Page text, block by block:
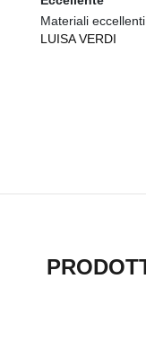
Materiali
LUISA VERDI